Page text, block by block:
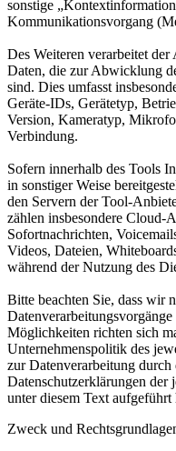
sonstige
Kommunikationsvorgang
Des Weiteren verarbeitet der
Daten, die zur Abwicklung
sind. Dies umfasst
Geräte-IDs, Gerätetyp,
Version, Kameratyp,
Verbindung.
Sofern innerhalb des Tools
in sonstiger Weise
den Servern der Tool-
zählen insbesondere Cloud-
Sofortnachrichten,
Videos, Dateien,
während der Nutzung des
Bitte beachten Sie, dass wir
Datenverarbeitungsvorgänge
Möglichkeiten richten sich
Unternehmenspolitik des
zur Datenverarbeitung
Datenschutzerklärungen der
unter diesem Text aufgeführt
Zweck und